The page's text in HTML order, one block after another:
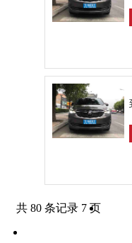
共 80 条记录 7 页